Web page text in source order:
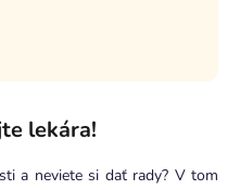
lekára!
a neviete si dať rady? V tom